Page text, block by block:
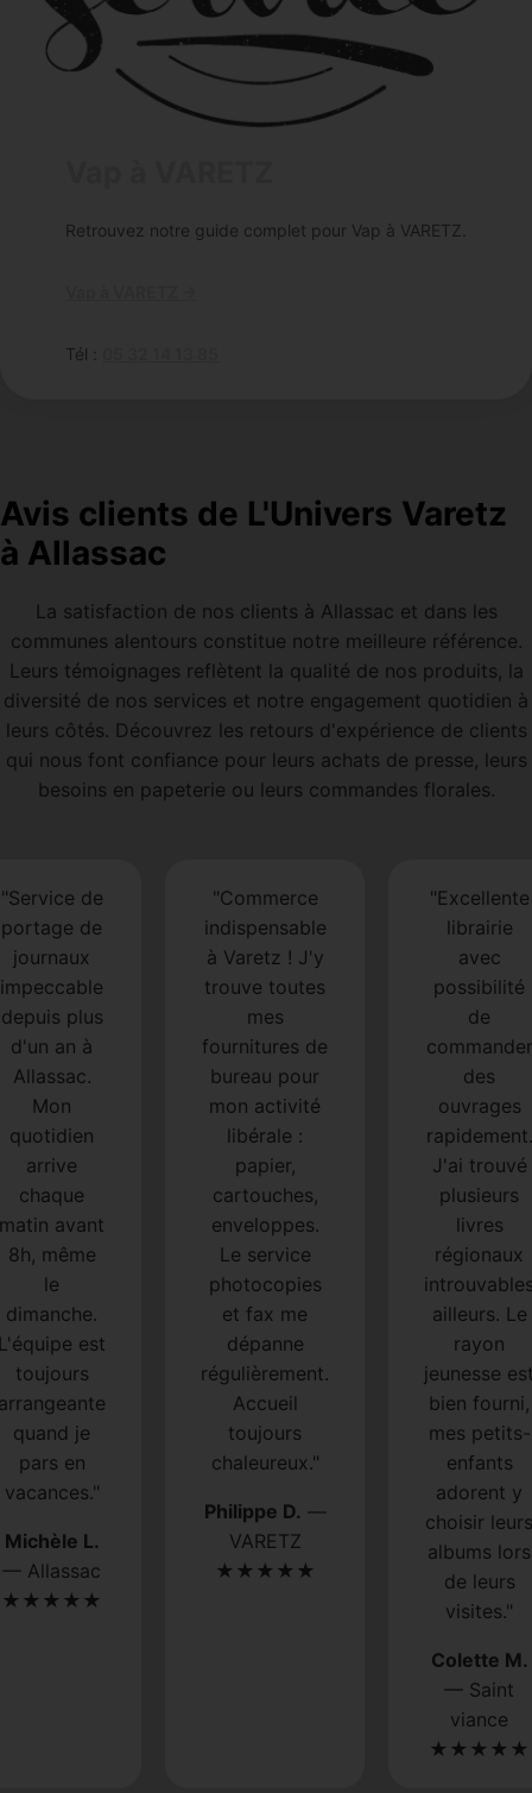
Retrouvez notre guide complet pour Vap à VARETZ.
Tél :
Avis clients de L'Univers Varetz
à Allassac
La satisfaction de nos clients à Allassac et dans les
communes alentours constitue notre meilleure référence.
Leurs témoignages reflètent la qualité de nos produits, la
diversité de nos services et notre engagement quotidien à
leurs côtés. Découvrez les retours d'expérience de clients
qui nous font confiance pour leurs achats de presse, leurs
besoins en papeterie ou leurs commandes florales.
"Service de
portage de
journaux
impeccable
depuis plus
d'un an à
Allassac.
Mon
quotidien
arrive
chaque
matin avant
8h, même
le
dimanche.
est
toujours
quand je
pars en
vacances."
Michèle L.
— Allassac
★★★★★
"Commerce
indispensable
à Varetz ! J'y
trouve toutes
mes
fournitures de
bureau pour
mon activité
libérale :
papier,
cartouches,
enveloppes.
Le service
photocopies
et fax me
dépanne
régulièrement.
Accueil
toujours
chaleureux."
Philippe D. —
VARETZ
★★★★★
"Excellente
librairie
avec
possibilité
de
commander
des
ouvrages
rapidement.
J'ai trouvé
plusieurs
livres
régionaux
ailleurs. Le
rayon
jeunesse
bien fourni,
mes petits-
enfants
adorent y
choisir leurs
albums lors
de leurs
visites."
Colette M.
— Saint
viance
★★★★★